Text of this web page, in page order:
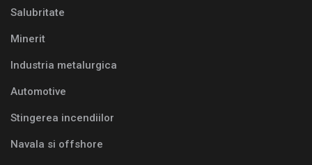
Salubritate
Minerit
Industria metalurgica
Automotive
Stingerea incendiilor
Navala si offshore